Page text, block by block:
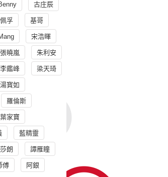
古庄辰
孚 基哥
宋浩暉
張曉嵐 朱利安
李鑑峰 梁天琦
湯寳如
羅倫斯
葉家寶
藍精靈
朗 譚雁瞳
傅 阿銀